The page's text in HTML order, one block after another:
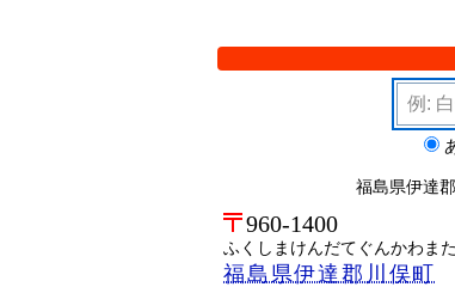
検索
福島県伊達
960-1400
ふくしまけんだてぐんかわま
福島県伊達郡川俣町